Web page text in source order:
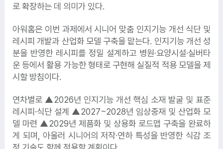
로 확장하는 데 의미가 있다.
아워홈은 이번 과제에서 시니어 맞춤 인지기능 개선 식단 및
레시피 개발과 산업화 모델 구축을 맡는다. 인지기능 개선 성
분을 반영한 레시피를 정밀 설계하고 병원·요양시설·실버타
운 등에서 활용 가능한 형태로 구현해 실질적 적용 모델을 제
시할 방침이다.
연차별로 ▲2026년 인지기능 개선 핵심 소재 발굴 및 표준
레시피·식단 설계 ▲2027~2028년 임상중재 및 산업화 모
델 마련 ▲2029년 제품화 및 상용화 로드맵 구축을 완료하
게 되며, 아울러 시니어의 저작·연하 특성을 반영한 식감 조